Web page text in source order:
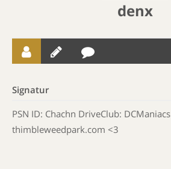
denx
Signatur
PSN ID: Chachn DriveClub: DCManiacs
thimbleweedpark.com <3